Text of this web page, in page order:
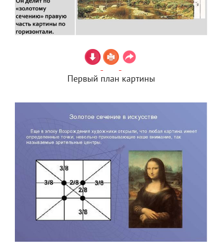
Первый план картины